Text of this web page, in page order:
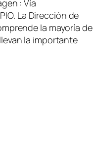
: Vía
La Dirección de
la mayoría de
la importante